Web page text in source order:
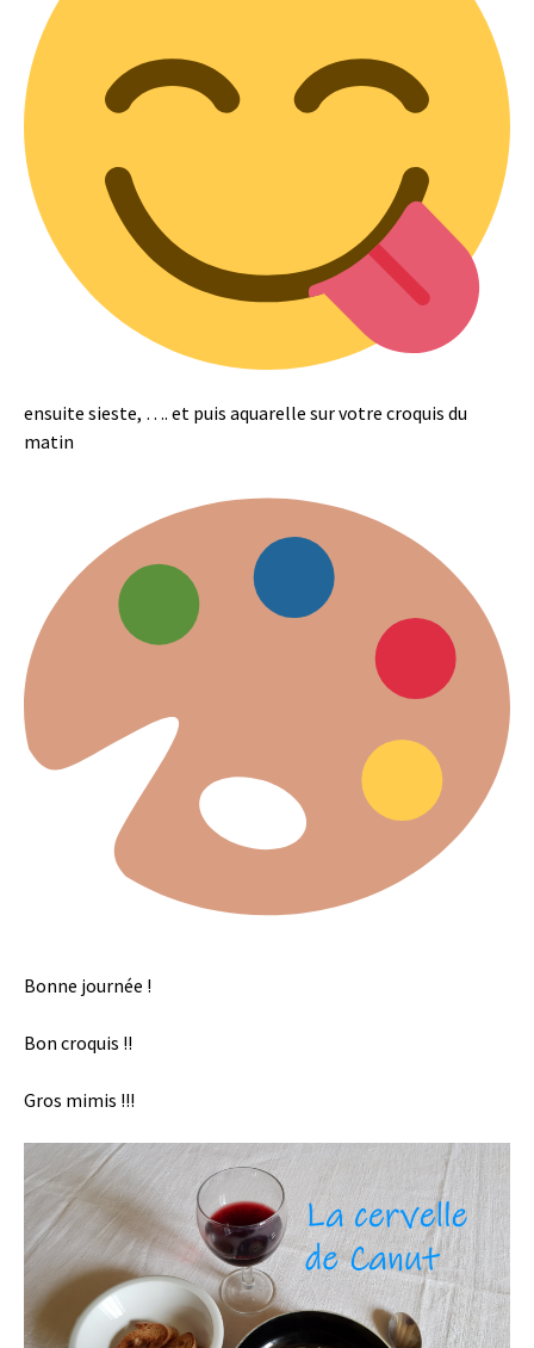
ensuite sieste, …. et puis aquarelle sur votre croquis du
matin
Bonne journée !
Bon croquis !!
Gros mimis !!!